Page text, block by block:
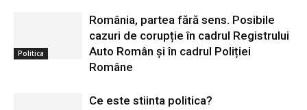
Politica
România, partea fără sens. Posibile
cazuri de corupție în cadrul Registrului
Auto Român și în cadrul Poliției
Române
Ce este stiinta politica?